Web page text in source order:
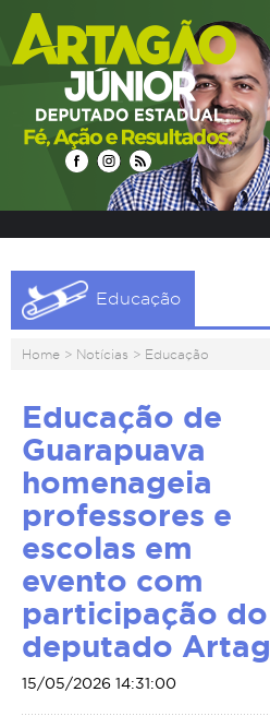
Educação
Home > Notícias > Educação
Educação de
Guarapuava
homenageia
professores e
escolas em
evento com
participação do
deputado Artag
15/05/2026 14:31:00